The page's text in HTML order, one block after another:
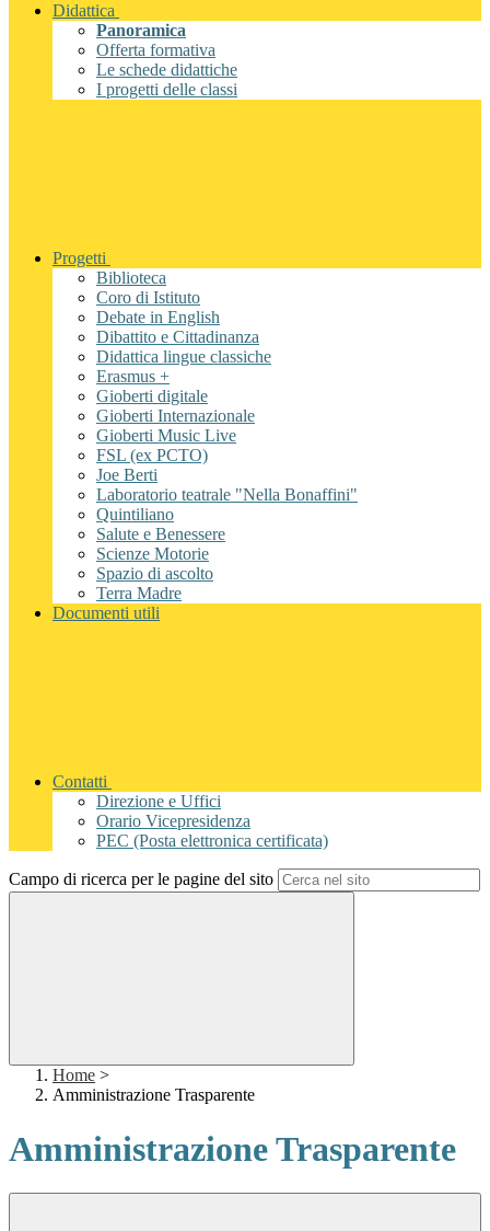
Didattica
Panoramica
Offerta formativa
Le schede didattiche
I progetti delle classi
Progetti
Biblioteca
Coro di Istituto
Debate in English
Dibattito e Cittadinanza
Didattica lingue classiche
Erasmus +
Gioberti digitale
Gioberti Internazionale
Gioberti Music Live
FSL (ex PCTO)
Joe Berti
Laboratorio teatrale "Nella Bonaffini"
Quintiliano
Salute e Benessere
Scienze Motorie
Spazio di ascolto
Terra Madre
Documenti utili
Contatti
Direzione e Uffici
Orario Vicepresidenza
PEC (Posta elettronica certificata)
Campo di ricerca per le pagine del sito
Home >
Amministrazione Trasparente
Amministrazione Trasparente